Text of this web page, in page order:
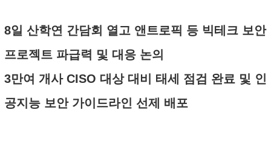
8일 산학연 간담회 열고 앤트로픽 등 빅테크 보안
프로젝트 파급력 및 대응 논의
3만여 개사 CISO 대상 대비 태세 점검 완료 및 인
공지능 보안 가이드라인 선제 배포